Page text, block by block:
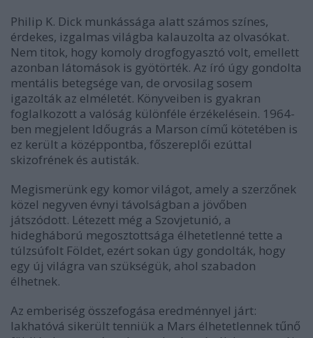
Philip K. Dick munkássága alatt számos színes,
érdekes, izgalmas világba kalauzolta az olvasókat.
Nem titok, hogy komoly drogfogyasztó volt, emellett
azonban látomások is gyötörték. Az író úgy gondolta
mentális betegsége van, de orvosilag sosem
igazolták az elméletét. Könyveiben is gyakran
foglalkozott a valóság különféle érzékelésein. 1964-
ben megjelent Időugrás a Marson című kötetében is
ez került a középpontba, főszereplői ezúttal
skizofrének és autisták.
Megismerünk egy komor világot, amely a szerzőnek
közel negyven évnyi távolságban a jövőben
játszódott. Létezett még a Szovjetunió, a
hidegháború megosztottsága élhetetlenné tette a
túlzsúfolt Földet, ezért sokan úgy gondolták, hogy
egy új világra van szükségük, ahol szabadon
élhetnek.
Az emberiség összefogása eredménnyel járt:
lakhatóvá sikerült tenniük a Mars élhetetlennek tűnő